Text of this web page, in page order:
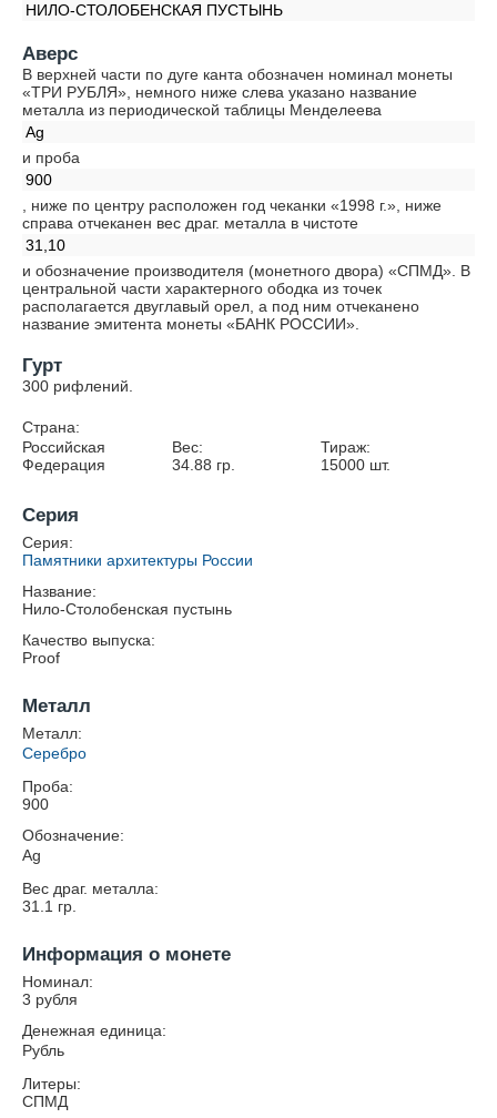
НИЛО-СТОЛОБЕНСКАЯ ПУСТЫНЬ
Аверс
В верхней части по дуге канта обозначен номинал монеты
«ТРИ РУБЛЯ», немного ниже слева указано название
металла из периодической таблицы Менделеева
Ag
и проба
900
, ниже по центру расположен год чеканки «1998 г.», ниже
справа отчеканен вес драг. металла в чистоте
31,10
и обозначение производителя (монетного двора) «СПМД». В
центральной части характерного ободка из точек
располагается двуглавый орел, а под ним отчеканено
название эмитента монеты «БАНК РОССИИ».
Гурт
300 рифлений.
Страна:
Российская
Федерация
Вес:
34.88 гр.
Тираж:
15000 шт.
Серия
Серия:
Памятники архитектуры России
Название:
Нило-Столобенская пустынь
Качество выпуска:
Proof
Металл
Металл:
Серебро
Проба:
900
Обозначение:
Ag
Вес драг. металла:
31.1 гр.
Информация о монете
Номинал:
3 рубля
Денежная единица:
Рубль
Литеры:
СПМД